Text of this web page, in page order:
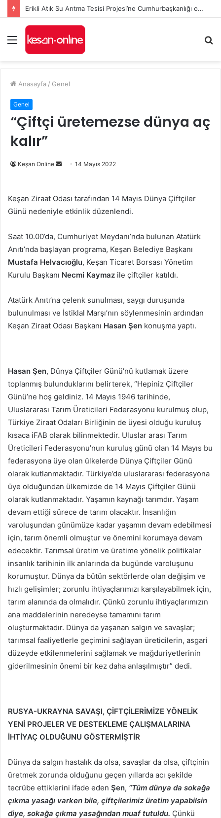
Erikli Atık Su Arıtma Tesisi Projesi’ne Cumhurbaşkanlığı onayı
Menü
...
Anasayfa / Genel
Genel
“Çiftçi üretemezse dünya aç
kalır”
Keşan Online
Bir
göndermek
14 Mayıs 2022
Keşan Ziraat Odası tarafından 14 Mayıs Dünya Çiftçiler
Günü nedeniyle etkinlik düzenlendi.
Saat 10.00’da, Cumhuriyet Meydanı’nda bulunan Atatürk
Anıtı’nda başlayan programa, Keşan Belediye Başkanı
Mustafa Helvacıoğlu, Keşan Ticaret Borsası Yönetim
Kurulu Başkanı Necmi Kaymaz ile çiftçiler katıldı.
Atatürk Anıtı’na çelenk sunulması, saygı duruşunda
bulunulması ve İstiklal Marşı’nın söylenmesinin ardından
Keşan Ziraat Odası Başkanı Hasan Şen konuşma yaptı.
Hasan Şen, Dünya Çiftçiler Günü’nü kutlamak üzere
toplanmış bulunduklarını belirterek, “Hepiniz Çiftçiler
Günü’ne hoş geldiniz. 14 Mayıs 1946 tarihinde,
Uluslararası Tarım Üreticileri Federasyonu kurulmuş olup,
Türkiye Ziraat Odaları Birliğinin de üyesi olduğu kuruluş
kısaca iFAB olarak bilinmektedir. Uluslar arası Tarım
Üreticileri Federasyonu’nun kuruluş günü olan 14 Mayıs bu
federasyona üye olan ülkelerde Dünya Çiftçiler Günü
olarak kutlanmaktadır. Türkiye’de uluslararası federasyona
üye olduğundan ülkemizde de 14 Mayıs Çiftçiler Günü
olarak kutlanmaktadır. Yaşamın kaynağı tarımdır. Yaşam
devam ettiği sürece de tarım olacaktır. İnsanlığın
varoluşundan günümüze kadar yaşamın devam edebilmesi
için, tarım önemli olmuştur ve önemini korumaya devam
edecektir. Tarımsal üretim ve üretime yönelik politikalar
insanlık tarihinin ilk anlarında da bugünde varoluşunu
korumuştur. Dünya da bütün sektörlerde olan değişim ve
hızlı gelişimler; zorunlu ihtiyaçlarımızı karşılayabilmek için,
tarım alanında da olmalıdır. Çünkü zorunlu ihtiyaçlarımızın
ana maddelerinin neredeyse tamamını tarım
oluşturmaktadır. Dünya da yaşanan salgın ve savaşlar;
tarımsal faaliyetlerle geçimini sağlayan üreticilerin, asgari
düzeyde etkilenmelerini sağlamak ve mağduriyetlerinin
giderilmesinin önemi bir kez daha anlaşılmıştır” dedi.
RUSYA-UKRAYNA SAVAŞI, ÇİFTÇİLERİMİZE YÖNELİK
YENİ PROJELER VE DESTEKLEME ÇALIŞMALARINA
İHTİYAÇ OLDUĞUNU GÖSTERMİŞTİR
Dünya da salgın hastalık da olsa, savaşlar da olsa, çiftçinin
üretmek zorunda olduğunu geçen yıllarda acı şekilde
tecrübe ettiklerini ifade eden Şen, “Tüm dünya da sokağa
çıkma yasağı varken bile, çiftçilerimiz üretim yapabilsin
diye, sokağa çıkma yasağından muaf tutuldu. Çünkü